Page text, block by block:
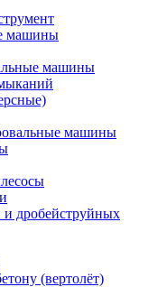
машины
машины
машины
дробейструйных
(вертолёт)